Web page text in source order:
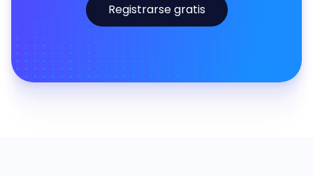
Registrarse gratis